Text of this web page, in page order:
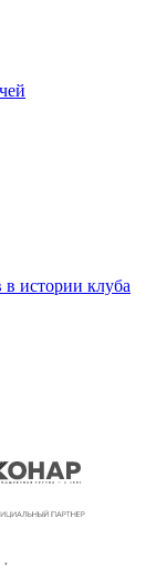
истории клуба